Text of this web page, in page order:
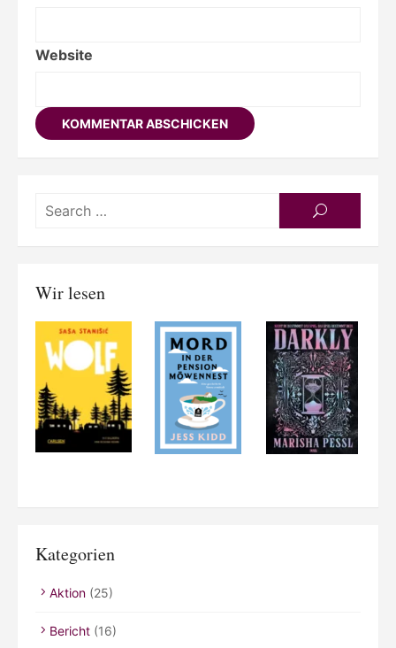
Website
SEARCH
Wir lesen
Kategorien
Aktion (25)
Bericht (16)